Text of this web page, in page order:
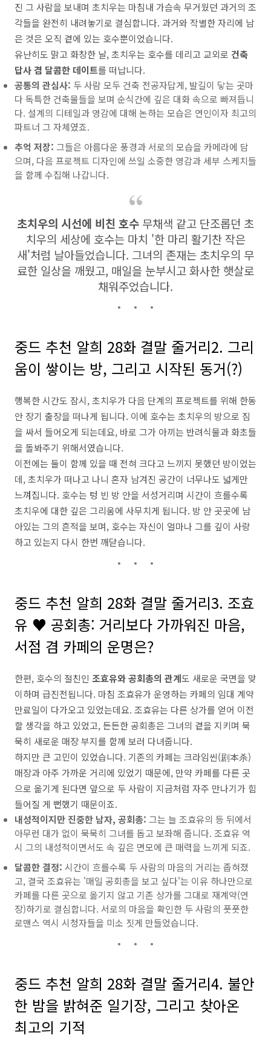
진 그 사람을 보내며 초치우는 마침내 가슴속 무거웠던 과거의 조
각들을 완전히 내려놓기로 결심합니다. 과거와 작별한 자리에 남
은 것은 오직 곁에 있는 호수뿐이었습니다.
유난히도 맑고 화창한 날, 초치우는 호수를 데리고 교외로 건축
답사 겸 달콤한 데이트를 떠납니다.
공통의 관심사: 두 사람 모두 건축 전공자답게, 발길이 닿는 곳마
다 독특한 건축물들을 보며 순식간에 깊은 대화 속으로 빠져듭니
다. 설계의 디테일과 영감에 대해 논하는 모습은 연인이자 최고의
파트너 그 자체였죠.
추억 저장: 그들은 아름다운 풍경과 서로의 모습을 카메라에 담
으며, 다음 프로젝트 디자인에 쓰일 소중한 영감과 세부 스케치들
을 함께 수집해 나갑니다.
초치우의 시선에 비친 호수 무채색 같고 단조롭던 초
치우의 세상에 호수는 마치 '한 마리 활기찬 작은
새'처럼 날아들었습니다. 그녀의 존재는 초치우의 무
료한 일상을 깨웠고, 매일을 눈부시고 화사한 햇살로
채워주었습니다.
중드 추천 알희 28화 결말 줄거리2. 그리
움이 쌓이는 방, 그리고 시작된 동거(?)
행복한 시간도 잠시, 초치우가 다음 단계의 프로젝트를 위해 한동
안 장기 출장을 떠나게 됩니다. 이에 호수는 초치우의 방으로 짐
을 싸서 들어오게 되는데요, 바로 그가 아끼는 반려식물과 화초들
을 돌봐주기 위해서였습니다.
이전에는 둘이 함께 있을 때 전혀 크다고 느끼지 못했던 방이었는
데, 초치우가 떠나고 나니 혼자 남겨진 공간이 너무나도 넓게만
느껴집니다. 호수는 텅 빈 방 안을 서성거리며 시간이 흐를수록
초치우에 대한 깊은 그리움에 사무치게 됩니다. 방 안 곳곳에 남
아있는 그의 흔적을 보며, 호수는 자신이 얼마나 그를 깊이 사랑
하고 있는지 다시 한번 깨닫습니다.
중드 추천 알희 28화 결말 줄거리3. 조효
유 ♥ 공회총: 거리보다 가까워진 마음,
서점 겸 카페의 운명은?
한편, 호수의 절친인 조효유와 공회총의 관계도 새로운 국면을 맞
이하며 급진전됩니다. 마침 조효유가 운영하는 카페의 임대 계약
만료일이 다가오고 있었는데요. 조효유는 다른 상가를 얻어 이전
할 생각을 하고 있었고, 든든한 공회총은 그녀의 곁을 지키며 묵
묵히 새로운 매장 부지를 함께 보러 다녀줍니다.
하지만 큰 고민이 있었습니다. 기존의 카페는 크라임씬(剧本杀)
매장과 아주 가까운 거리에 있었기 때문에, 만약 카페를 다른 곳
으로 옮기게 된다면 앞으로 두 사람이 지금처럼 자주 만나기가 힘
들어질 게 뻔했기 때문이죠.
내성적이지만 진중한 남자, 공회총: 그는 늘 조효유의 등 뒤에서
아무런 대가 없이 묵묵히 그녀를 돕고 보좌해 줍니다. 조효유 역
시 그의 내성적이면서도 속 깊은 면모에 큰 매력을 느끼게 되죠.
달콤한 결정: 시간이 흐를수록 두 사람의 마음의 거리는 좁혀졌
고, 결국 조효유는 '매일 공회총을 보고 싶다'는 이유 하나만으로
카페를 다른 곳으로 옮기지 않고 기존 상가를 그대로 재계약(연
장)하기로 결심합니다. 서로의 마음을 확인한 두 사람의 풋풋한
로맨스 역시 시청자들을 미소 짓게 만들었습니다.
중드 추천 알희 28화 결말 줄거리4. 불안
한 밤을 밝혀준 일기장, 그리고 찾아온
최고의 기적